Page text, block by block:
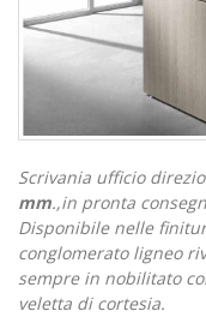
Scrivania ufficio
mm.,in pronta
Disponibile nelle
conglomerato ligneo
sempre in nobilitato
veletta di cortesia.